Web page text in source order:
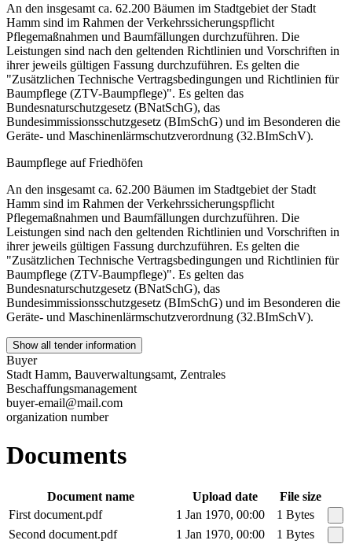
An den insgesamt ca. 62.200 Bäumen im Stadtgebiet der Stadt
Hamm sind im Rahmen der Verkehrssicherungspflicht
Pflegemaßnahmen und Baumfällungen durchzuführen. Die
Leistungen sind nach den geltenden Richtlinien und Vorschriften in
ihrer jeweils gültigen Fassung durchzuführen. Es gelten die
"Zusätzlichen Technische Vertragsbedingungen und Richtlinien für
Baumpflege (ZTV-Baumpflege)". Es gelten das
Bundesnaturschutzgesetz (BNatSchG), das
Bundesimmissionsschutzgesetz (BImSchG) und im Besonderen die
Geräte- und Maschinenlärmschutzverordnung (32.BImSchV).
Baumpflege auf Friedhöfen
An den insgesamt ca. 62.200 Bäumen im Stadtgebiet der Stadt
Hamm sind im Rahmen der Verkehrssicherungspflicht
Pflegemaßnahmen und Baumfällungen durchzuführen. Die
Leistungen sind nach den geltenden Richtlinien und Vorschriften in
ihrer jeweils gültigen Fassung durchzuführen. Es gelten die
"Zusätzlichen Technische Vertragsbedingungen und Richtlinien für
Baumpflege (ZTV-Baumpflege)". Es gelten das
Bundesnaturschutzgesetz (BNatSchG), das
Bundesimmissionsschutzgesetz (BImSchG) und im Besonderen die
Geräte- und Maschinenlärmschutzverordnung (32.BImSchV).
Show all tender information
Buyer
Stadt Hamm, Bauverwaltungsamt, Zentrales
Beschaffungsmanagement
buyer-email@mail.com
organization number
Documents
Document name Upload date
File size
First document.pdf
1 Jan 1970, 00:00
1 Bytes
Second document.pdf
1 Jan 1970, 00:00
1 Bytes